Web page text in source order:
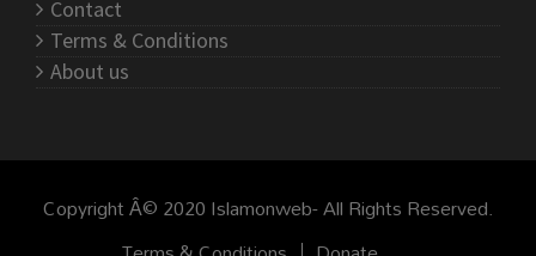
Contact
Terms & Conditions
About us
Copyright Â© 2020 Islamonweb- All Rights Reserved.